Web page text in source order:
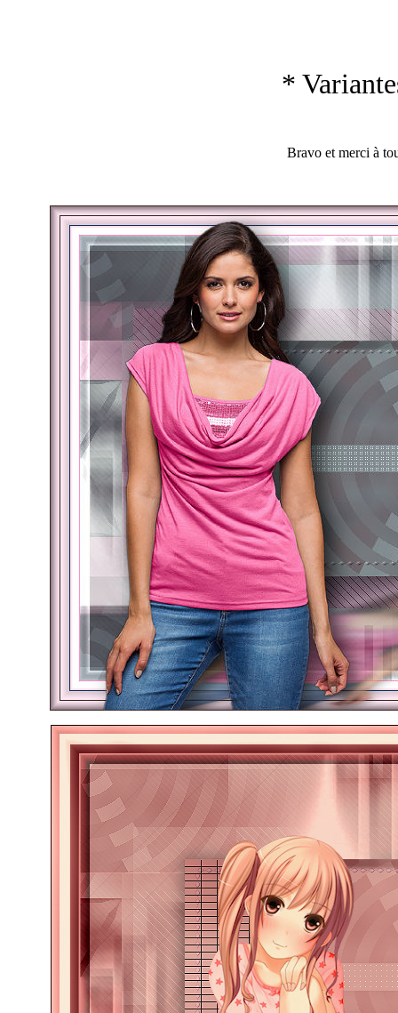
*
Bravo et merci à